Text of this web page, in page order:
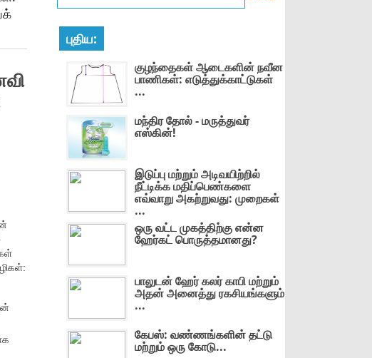
புதிய:
குழந்தைகள் ஆடைகளின் நவீன
பாணிகள்: எடுத்துக்காட்டுகள்
...
மந்திர தோல் - மருத்துவர்
எஸ்கின்!
இடுப்பு மற்றும் அடிவயிற்றில்
நீட்டிக்க மதிப்பெண்களை
எவ்வாறு அகற்றுவது: முறைகள்
...
ஒரு வட்ட முகத்திற்கு என்ன
ஹேர்கட் பொருத்தமானது?
பாலுடன் ஹேர் கலர் காபி மற்றும்
அதன் அனைத்து ரகசியங்களும்
...
கேபஸ்: வண்ணங்களின் தட்டு
மற்றும் ஒரு கோடு...